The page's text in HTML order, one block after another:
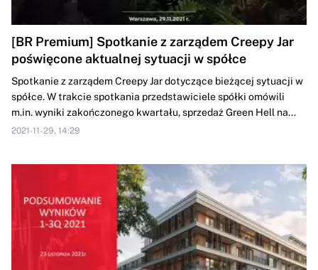
[BR Premium] Spotkanie z zarządem Creepy Jar
poświęcone aktualnej sytuacji w spółce
Spotkanie z zarządem Creepy Jar dotyczące bieżącej sytuacji w
spółce. W trakcie spotkania przedstawiciele spółki omówili
m.in. wyniki zakończonego kwartału, sprzedaż Green Hell na...
2021-11-29, 14:29